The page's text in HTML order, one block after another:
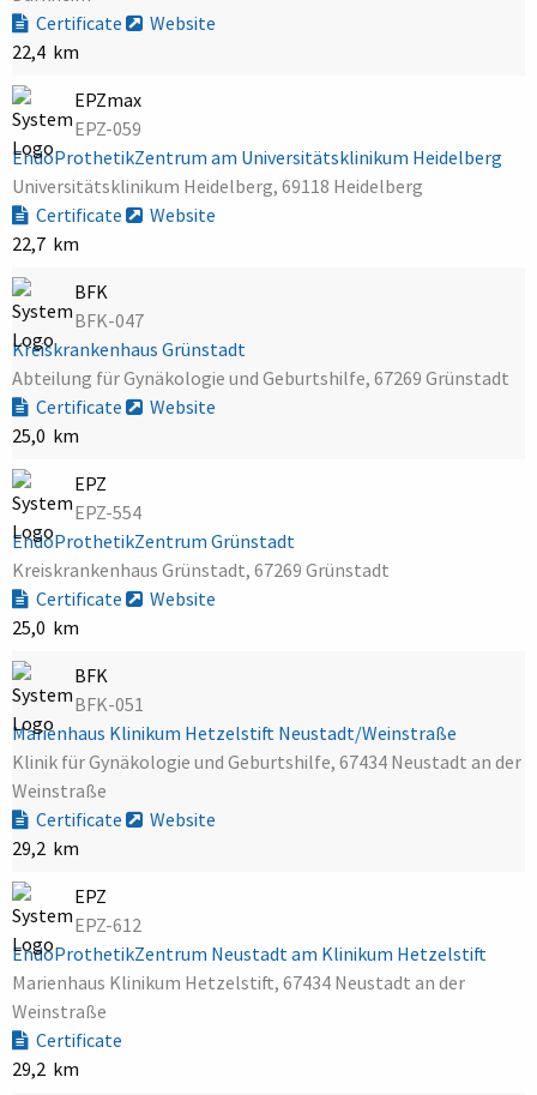
Certificate
Website
22,4 km
EPZmax
EPZ-059
EndoProthetikZentrum am Universitätsklinikum Heidelberg
Universitätsklinikum Heidelberg, 69118 Heidelberg
Certificate
Website
22,7 km
BFK
BFK-047
Kreiskrankenhaus Grünstadt
Abteilung für Gynäkologie und Geburtshilfe, 67269 Grünstadt
Certificate
Website
25,0 km
EPZ
EPZ-554
EndoProthetikZentrum Grünstadt
Kreiskrankenhaus Grünstadt, 67269 Grünstadt
Certificate
Website
25,0 km
BFK
BFK-051
Marienhaus Klinikum Hetzelstift Neustadt/Weinstraße
Klinik für Gynäkologie und Geburtshilfe, 67434 Neustadt an der
Weinstraße
Certificate
Website
29,2 km
EPZ
EPZ-612
EndoProthetikZentrum Neustadt am Klinikum Hetzelstift
Marienhaus Klinikum Hetzelstift, 67434 Neustadt an der
Weinstraße
Certificate
29,2 km